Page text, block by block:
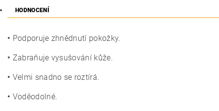
HODNOCENÍ
• Podporuje zhnědnutí pokožky.
• Zabraňuje vysušování kůže.
• Velmi snadno se roztírá.
• Voděodolné.